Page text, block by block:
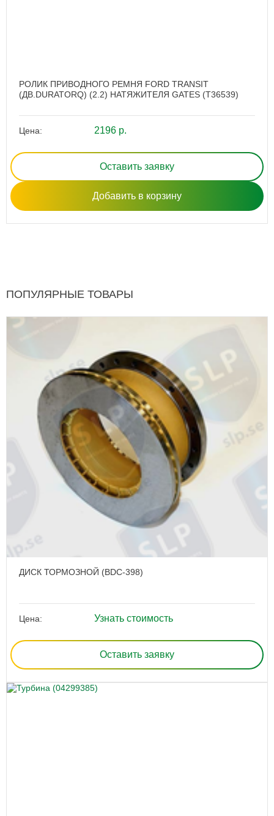
РОЛИК ПРИВОДНОГО РЕМНЯ FORD TRANSIT
(ДВ.DURATORQ) (2.2) НАТЯЖИТЕЛЯ GATES (T36539)
Цена: 2196 р.
Оставить заявку
Добавить в корзину
ПОПУЛЯРНЫЕ ТОВАРЫ
ДИСК ТОРМОЗНОЙ (BDC-398)
Цена: Узнать стоимость
Оставить заявку